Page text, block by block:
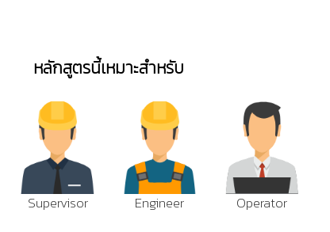
หลักสูตรนี้เหมาะสำหรับ
Supervisor Engineer Operator